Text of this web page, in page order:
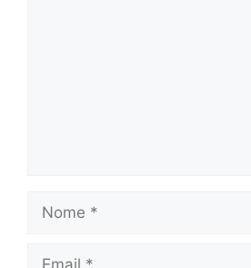
Nome
Email